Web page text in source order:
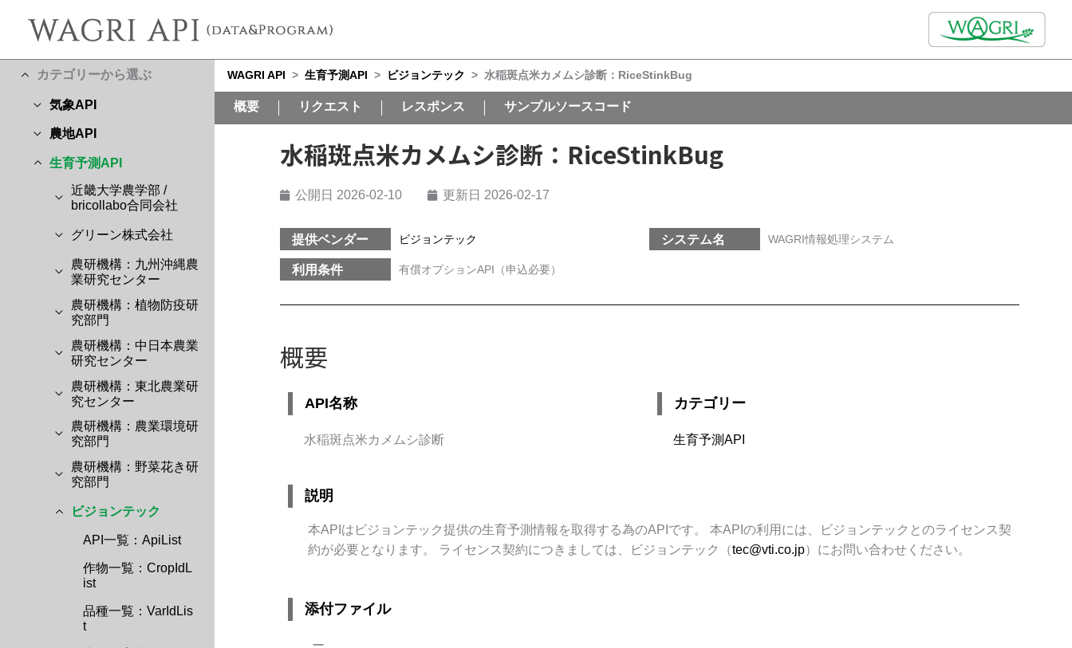
カテゴリーから選ぶ
気象API
農地API
生育予測API
近畿大学農学部 /
bricollabo合同会社
グリーン株式会社
農研機構：九州沖縄農
業研究センター
農研機構：植物防疫研
究部門
農研機構：中日本農業
研究センター
農研機構：東北農業研
究センター
農研機構：農業環境研
究部門
農研機構：野菜花き研
究部門
ビジョンテック
API一覧：ApiList
作物一覧：CropIdL
ist
品種一覧：VarIdLis
t
WAGRI API > 生育予測API > ビジョンテック > 水稲斑点米カメムシ診断：RiceStinkBug
概要 リクエスト レスポンス サンプルソースコード
水稲斑点米カメムシ診断：RiceStinkBug
公開日 2026-02-10 更新日 2026-02-17
提供ベンダー ビジョンテック システム名 WAGRI情報処理システム
利用条件 有償オプションAPI（申込必要）
概要
API名称
水稲斑点米カメムシ診断
カテゴリー
生育予測API
説明
本API はビジョンテック提供の生育予測情報を取得する為のAPI です。 本API の利用には、ビジョンテックとのライセンス契
約が必要となります。 ライセンス契約につきましては、ビジョンテック（tec@vti.co.jp）にお問い合わせください。
添付ファイル